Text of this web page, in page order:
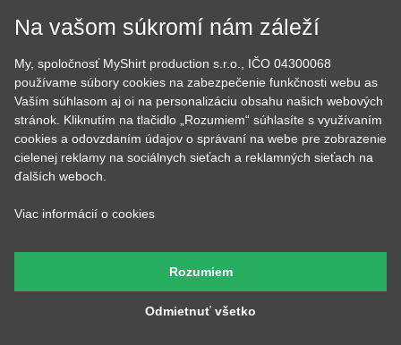
Jedlo, pitie a relax
Láska
Zvierata
SOCIÁLNE SIETE
KONTAKT
MyShirt production s.r.o.
+420 606 105 375
Na vašom súkromí nám záleží
My, spoločnosť MyShirt production s.r.o., IČO 04300068
používame súbory cookies na zabezpečenie funkčnosti webu as
Vaším súhlasom aj oi na personalizáciu obsahu našich webových
stránok. Kliknutím na tlačidlo „Rozumiem“ súhlasíte s využívaním
cookies a odovzdaním údajov o správaní na webe pre zobrazenie
cielenej reklamy na sociálnych sieťach a reklamných sieťach na
ďalších weboch.
Viac informácií o cookies
Odmietnuť všetko
Rozumiem